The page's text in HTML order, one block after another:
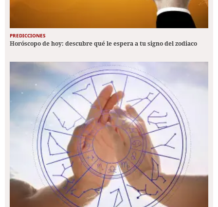
PREDICCIONES
Horóscopo de hoy: descubre qué le espera a tu signo del zodiaco